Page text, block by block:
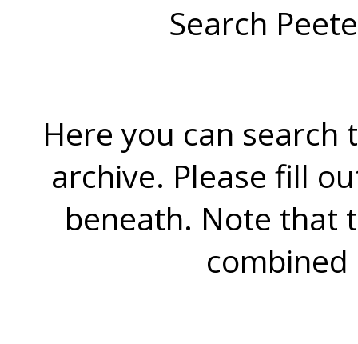
Search
Here you can search
archive. Please fill
beneath. Note that
combined